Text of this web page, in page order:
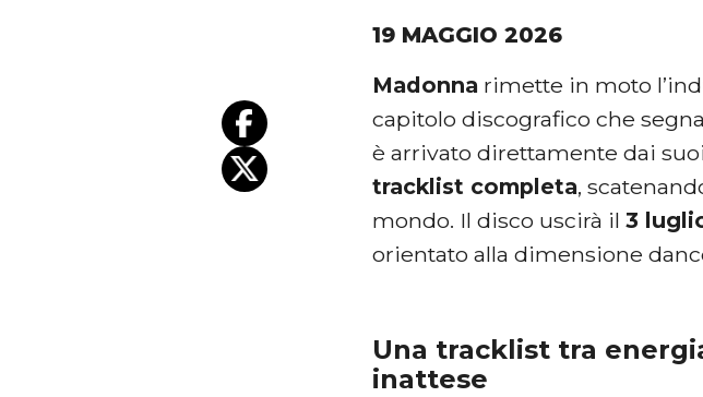
19 MAGGIO 2026
Madonna rimette in moto
capitolo discografico che
è arrivato direttamente dai
tracklist completa,
mondo. Il disco uscirà il3
orientato alla dimensione
Una tracklist tra
inattese